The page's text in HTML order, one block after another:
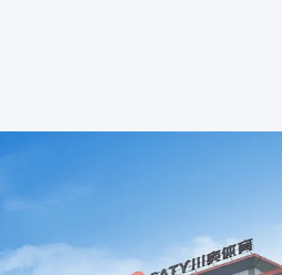
Elastis EPDM Granules Warna,